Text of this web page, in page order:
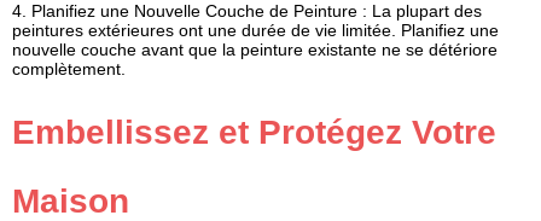
4. Planifiez une Nouvelle Couche de Peinture : La plupart des
peintures extérieures ont une durée de vie limitée. Planifiez une
nouvelle couche avant que la peinture existante ne se détériore
complètement.
Embellissez et Protégez Votre
Maison